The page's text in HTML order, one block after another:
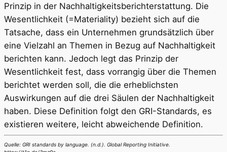
Prinzip in der Nachhaltigkeitsberichterstattung. Die
Wesentlichkeit (=Materiality) bezieht sich auf die
Tatsache, dass ein Unternehmen grundsätzlich über
eine Vielzahl an Themen in Bezug auf Nachhaltigkeit
berichten kann. Jedoch legt das Prinzip der
Wesentlichkeit fest, dass vorrangig über die Themen
berichtet werden soll, die die erheblichsten
Auswirkungen auf die drei Säulen der Nachhaltigkeit
haben. Diese Definition folgt den GRI-Standards, es
existieren weitere, leicht abweichende Definition.
Quelle: GRI standards by language. (n.d.). Global Reporting Initiative.